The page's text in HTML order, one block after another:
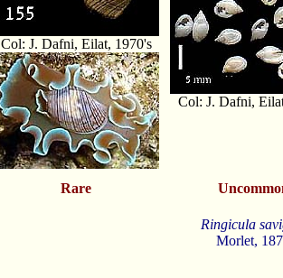
Col: J. Dafni, Eilat, 1970's
Col: J. Dafni,
Rare
Ringicula
Morlet,